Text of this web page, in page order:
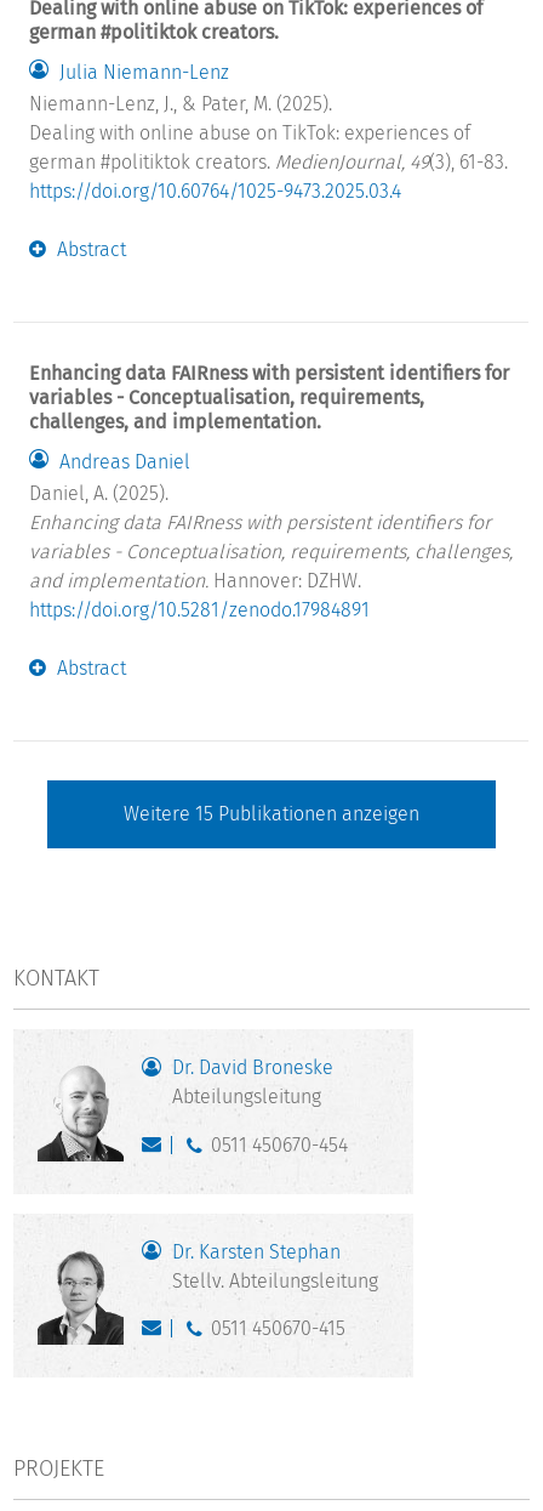
Dealing with online abuse on TikTok: experiences of
german #politiktok creators.
Julia Niemann-Lenz
Niemann-Lenz, J., & Pater, M. (2025).
Dealing with online abuse on TikTok: experiences of
german #politiktok creators. MedienJournal, 49(3), 61-83.
https://doi.org/10.60764/1025-9473.2025.03.4
Abstract
Enhancing data FAIRness with persistent identifiers for
variables - Conceptualisation, requirements,
challenges, and implementation.
Andreas Daniel
Daniel, A. (2025).
Enhancing data FAIRness with persistent identifiers for
variables - Conceptualisation, requirements, challenges,
and implementation. Hannover: DZHW.
https://doi.org/10.5281/zenodo.17984891
Abstract
Weitere 15 Publikationen anzeigen
KONTAKT
Dr. David Broneske
Abteilungsleitung
0511 450670-454
Dr. Karsten Stephan
Stellv. Abteilungsleitung
0511 450670-415
PROJEKTE